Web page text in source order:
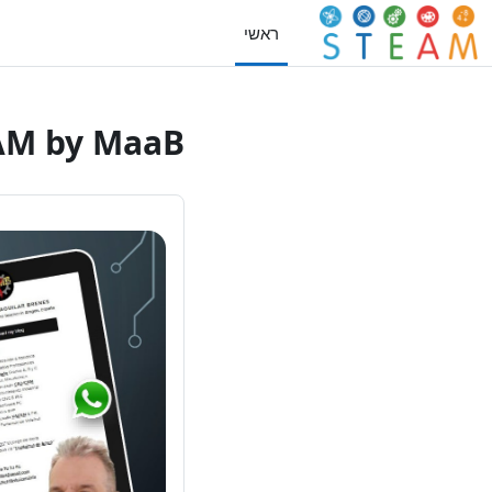
דילוג לתוכן הראשי
ראשי
by MaaB